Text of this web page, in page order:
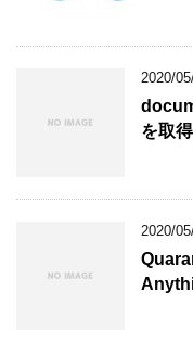
2020/
を取
2020/